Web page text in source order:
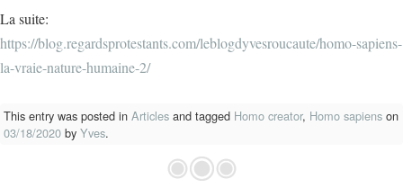
La suite:
https://blog.regardsprotestants.com/leblogdyvesroucaute/homo-sapiens-
la-vraie-nature-humaine-2/
This entry was posted in Articles and tagged Homo creator, Homo sapiens on
03/18/2020 by Yves.